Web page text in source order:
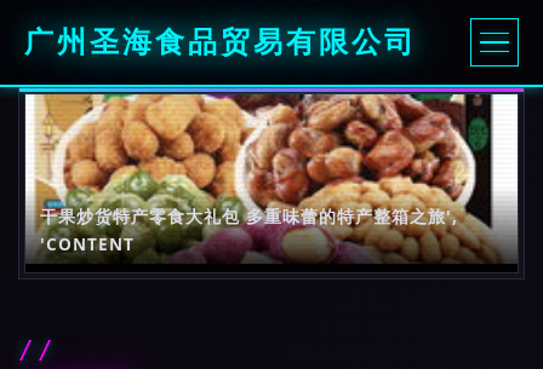
广州圣海食品贸易有限公司
干果炒货特产零食大礼包 多重味蕾的特产整箱之旅',
'CONTENT